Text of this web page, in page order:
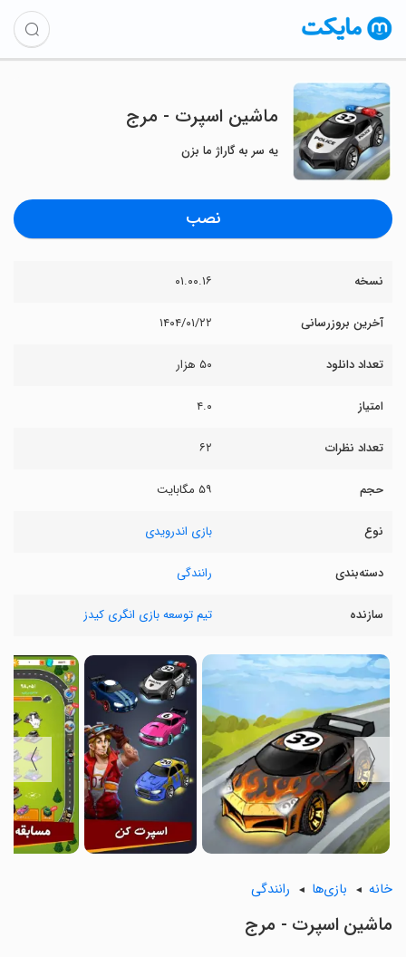
ماشین اسپرت - مرج
یه سر به گاراژ ما بزن
نصب
نسخه ۰۱.۰۰.۱۶
آخرین بروزرسانی ۱۴۰۴/۰۱/۲۲
تعداد دانلود ۵۰ هزار
امتیاز ۴.۰
تعداد نظرات ۶۲
حجم ۵۹ مگابایت
نوع بازی اندرویدی
دسته‌بندی رانندگی
سازنده تیم توسعه بازی انگری کیدز
〈
〉
خانه بازی‌ها رانندگی
ماشین اسپرت - مرج